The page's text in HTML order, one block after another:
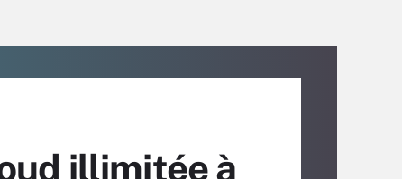
illimitée à